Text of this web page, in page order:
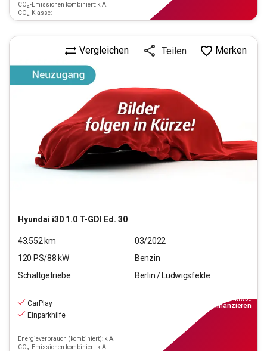
CO₂-Emissionen kombiniert: k.A.
CO₂-Klasse:
Hyundai i30 1.0 T-GDI Ed. 30
Vergleichen Teilen Merken
43.552 km
03/2022
120 PS/88 kW
Benzin
Schaltgetriebe
Berlin / Ludwigsfelde
CarPlay
Einparkhilfe
Energieverbrauch (kombiniert): k.A.
CO₂-Emissionen kombiniert: k.A.
inkl.MwSt.
finanzieren